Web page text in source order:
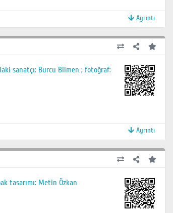
Ayrıntı
sanatçı: Burcu Bilmen ; fotoğraf:
Ayrıntı
tasarımı: Metin Özkan